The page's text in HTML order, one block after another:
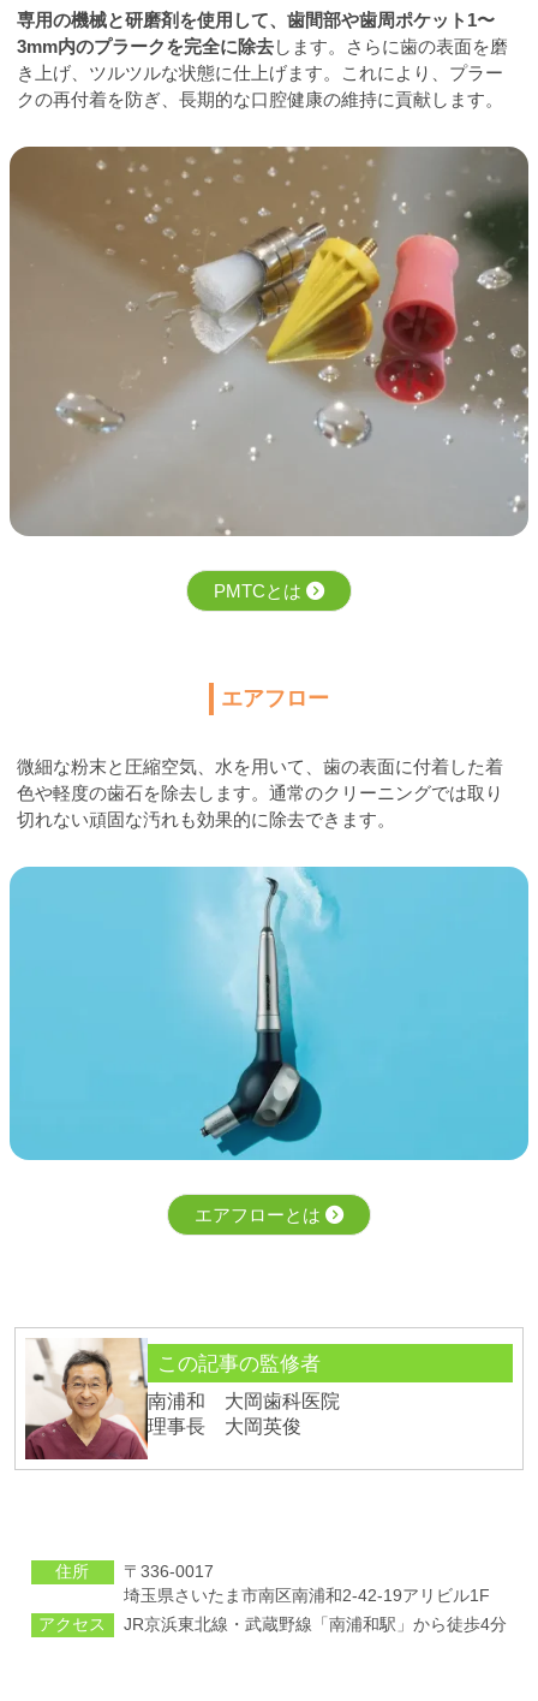
専用の機械と研磨剤を使用して、歯間部や歯周ポケット1〜
3mm内のプラークを完全に除去します。さらに歯の表面を磨
き上げ、ツルツルな状態に仕上げます。これにより、プラー
クの再付着を防ぎ、長期的な口腔健康の維持に貢献します。
PMTCとは
エアフロー
微細な粉末と圧縮空気、水を用いて、歯の表面に付着した着
色や軽度の歯石を除去します。通常のクリーニングでは取り
切れない頑固な汚れも効果的に除去できます。
エアフローとは
この記事の監修者
南浦和 大岡歯科医院
理事長 大岡英俊
住所
〒336-0017
埼⽟県さいたま市南区南浦和2-42-19アリビル1F
アクセス
JR京浜東北線・武蔵野線「南浦和駅」から徒歩4分